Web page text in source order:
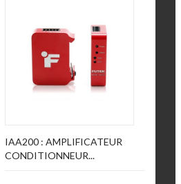
IAA200 : AMPLIFICATEUR
CONDITIONNEUR...